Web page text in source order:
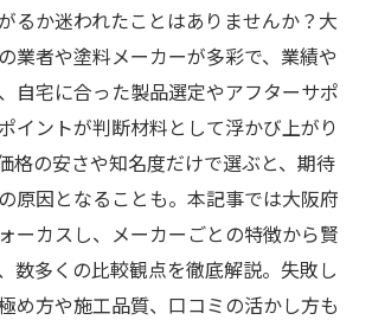
るか迷われたことはありませんか？大
業者や塗料メーカーが多彩で、業績や
自宅に合った製品選定やアフターサポ
イントが判断材料として浮かび上がり
格の安さや知名度だけで選ぶと、期待
原因となることも。本記事では大阪府
ーカスし、メーカーごとの特徴から賢
数多くの比較観点を徹底解説。失敗し
め方や施工品質、口コミの活かし方も